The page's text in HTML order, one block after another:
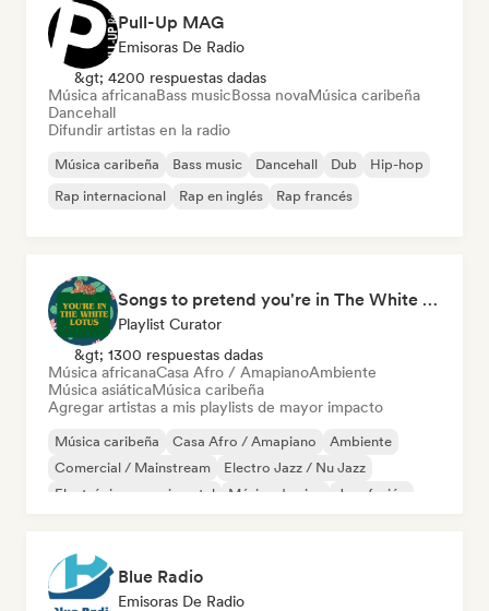
Pull-Up MAG
Emisoras De Radio
&gt; 4200 respuestas dadas
Música africanaBass musicBossa novaMúsica caribeña
Dancehall
Difundir artistas en la radio
Música caribeña Bass music Dancehall Dub
Hip-hop
Rap internacional
Rap en inglés Rap francés
Songs to pretend you're in The White Lotus
Playlist Curator
&gt; 1300 respuestas dadas
Música africanaCasa Afro / AmapianoAmbiente
Música asiáticaMúsica caribeña
Agregar artistas a mis playlists de mayor impacto
Música caribeña Casa Afro / Amapiano
Ambiente
Comercial / Mainstream
Electro Jazz / Nu Jazz
Electrónica experimental
Música de cine Jazz fusión
Blue Radio
Emisoras De Radio